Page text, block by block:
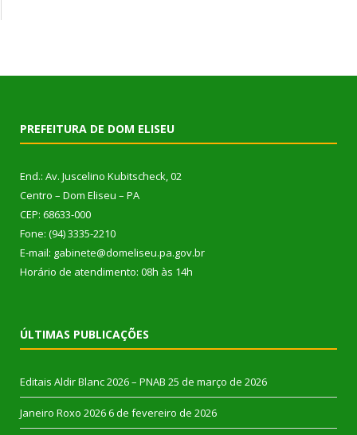
PREFEITURA DE DOM ELISEU
End.: Av. Juscelino Kubitscheck, 02
Centro – Dom Eliseu – PA
CEP: 68633-000
Fone: (94) 3335-2210
E-mail: gabinete@domeliseu.pa.gov.br
Horário de atendimento: 08h às 14h
ÚLTIMAS PUBLICAÇÕES
Editais Aldir Blanc 2026 – PNAB 25 de março de 2026
Janeiro Roxo 2026 6 de fevereiro de 2026